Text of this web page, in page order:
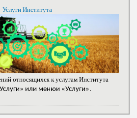
Услуги Института
относящихся к услугам Института
или менюи «Услуги».